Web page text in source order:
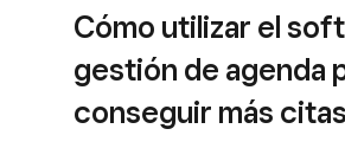
Cómo utilizar el
gestión de agenda
conseguir más citas